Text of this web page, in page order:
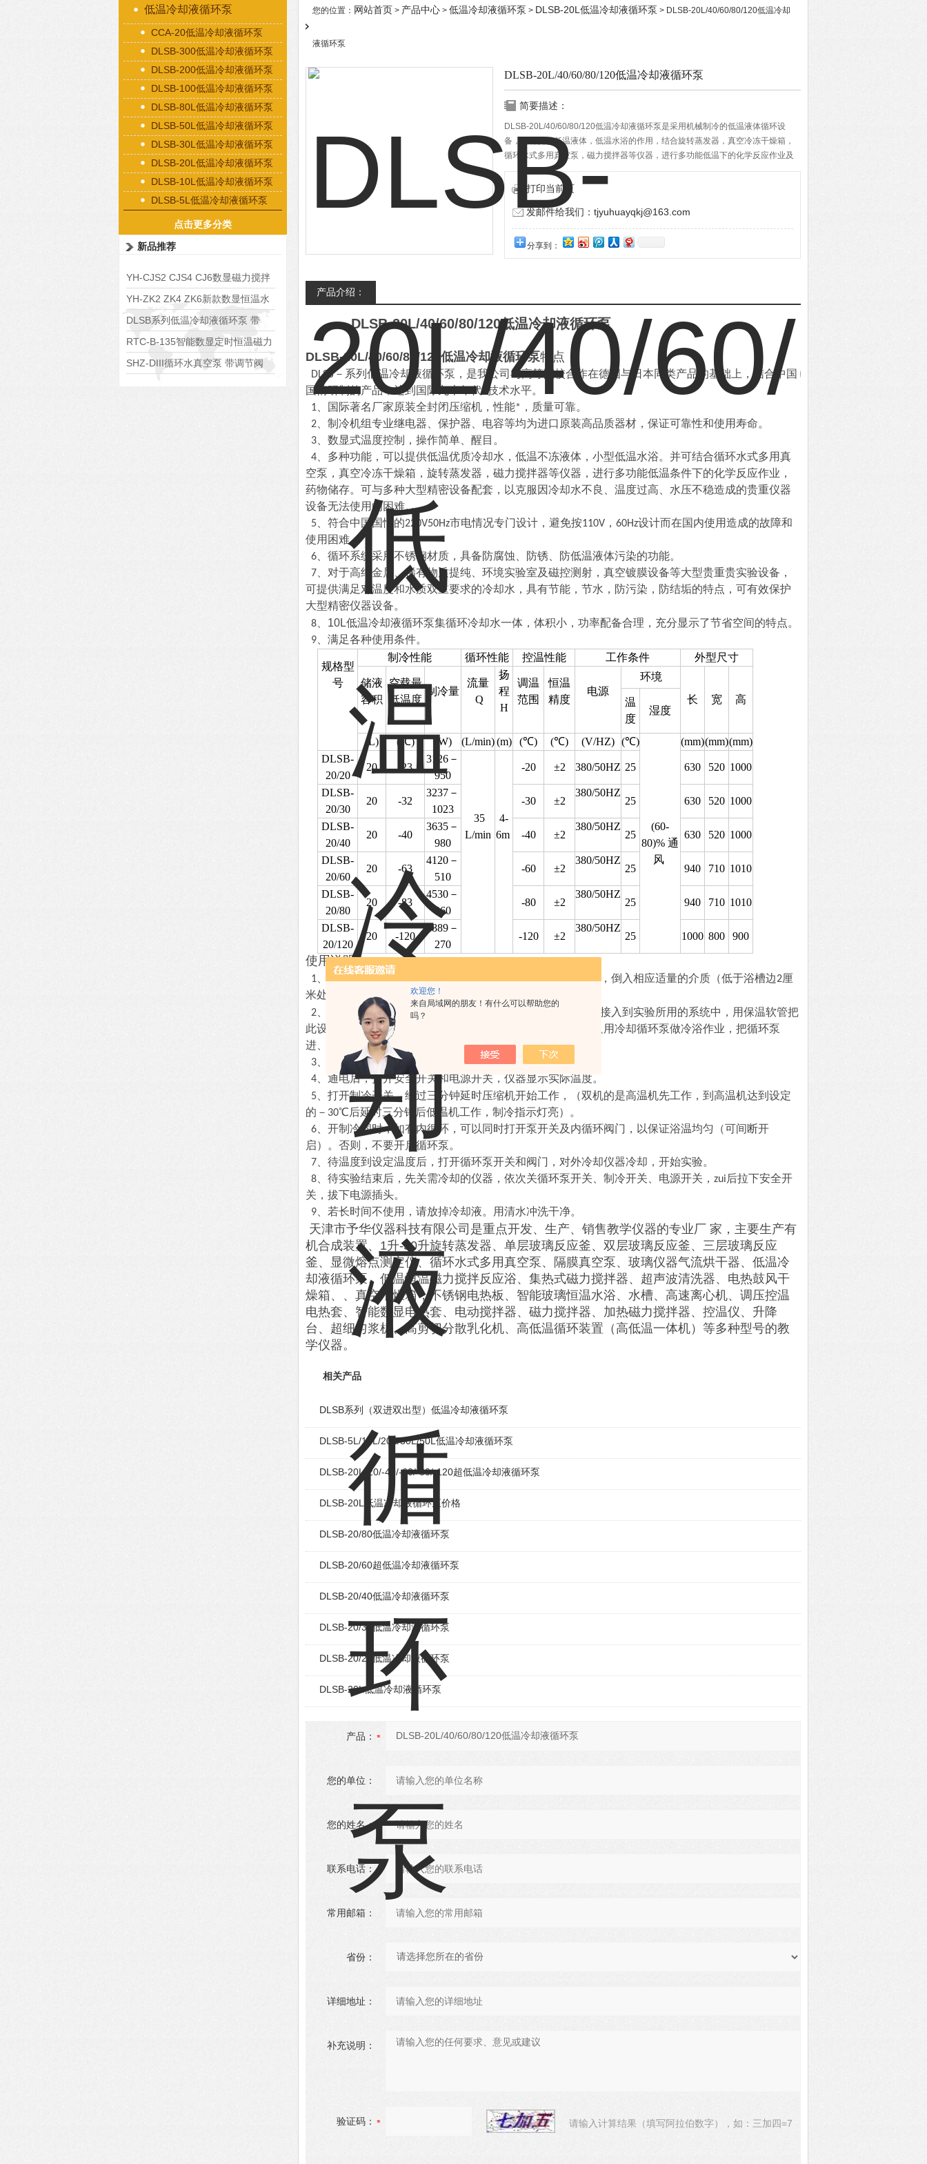
欢迎您！
来自局域网的朋友！有什么可以帮助您的
吗？
低温冷却液循环泵
CCA-20低温冷却液循环泵
DLSB-300低温冷却液循环泵
DLSB-200低温冷却液循环泵
DLSB-100低温冷却液循环泵
DLSB-80L低温冷却液循环泵
DLSB-50L低温冷却液循环泵
DLSB-30L低温冷却液循环泵
DLSB-20L低温冷却液循环泵
DLSB-10L低温冷却液循环泵
DLSB-5L低温冷却液循环泵
点击更多分类
新品推荐
YH-CJS2 CJS4 CJ6数显磁力搅拌
水浴锅
YH-ZK2 ZK4 ZK6新款数显恒温水
浴锅
DLSB系列低温冷却液循环泵 带
S485通讯端口
RTC-B-135智能数显定时恒温磁力
搅拌器
SHZ-DIII循环水真空泵 带调节阀
您的位置： 网站首页 > 产品中心 > 低温冷却液循环泵 > DLSB-20L低温冷却液循环泵 > DLSB-20L/40/60/80/120低温冷却
液循环泵
DLSB-20L/40/60/80/120低温冷却液循环泵
简要描述：
DLSB-20L/40/60/80/120低温冷却液循环泵是采用机械制冷的低温液体循环设
备，具有提供低温液体，低温水浴的作用，结合旋转蒸发器，真空冷冻干燥箱，
循环水式多用真空泵，磁力搅拌器等仪器，进行多功能低温下的化学反应作业及
药物储存。用于有效保护大型精密仪器和设备。
打印当前页
发邮件给我们：tjyuhuayqkj@163.com
分享到：
产品介绍：
DLSB-20L/40/60/80/120低温冷却液循环泵
DLSB-20L/40/60/80/120低温冷却液循环泵特点
DLSB－系列低温冷却液循环泵，是我公司与高等院校合作在德国与日本同类产品的基础上，结合中国
国情研制的产品，达到国际九十年代*技术水平。
1、国际著名厂家原装全封闭压缩机，性能*，质量可靠。
2、制冷机组专业继电器、保护器、电容等均为进口原装高品质器材，保证可靠性和使用寿命。
3、数显式温度控制，操作简单、醒目。
4、多种功能，可以提供低温优质冷却水，低温不冻液体，小型低温水浴。并可结合循环水式多用真
空泵，真空冷冻干燥箱，旋转蒸发器，磁力搅拌器等仪器，进行多功能低温条件下的化学反应作业，
药物储存。可与多种大型精密设备配套，以克服因冷却水不良、温度过高、水压不稳造成的贵重仪器
设备无法使用的困难。
5、符合中国国情的220V50Hz市电情况专门设计，避免按110V，60Hz设计而在国内使用造成的故障和
使用困难。
6、循环系统采用不锈钢材质，具备防腐蚀、防锈、防低温液体污染的功能。
7、对于高纯金属、稀有物质提纯、环境实验室及磁控测射，真空镀膜设备等大型贵重贵实验设备，
可提供满足对温度和水质双重要求的冷却水，具有节能，节水，防污染，防结垢的特点，可有效保护
大型精密仪器设备。
8、 10L低温冷却液循环泵集循环冷却水一体，体积小，功率配备合理，充分显示了节省空间的特点。
9、满足各种使用条件。
规格型
号
制冷性能 循环性能 控温性能 工作条件 外型尺寸
储液
容积
空载最
低温度
制冷量
流量
Q
扬
程
H
调温
范围
恒温
精度
电源
环境
长
宽 高
温
度
湿度
(L) (℃) (W) (L/min)(m) (℃) (℃) (V/HZ) (℃)
(60-
80)% 通
风
(mm)(mm)(mm)
DLSB-
20/20
20 -23
3126－
950
35
L/min
4-
6m
-20 ±2 380/50HZ 25 630 520 1000
DLSB-
20/30
20 -32
3237－
1023
-30 ±2
380/50HZ
25 630 520 1000
DLSB-
20/40
20 -40
3635－
980
-40 ±2
380/50HZ
25 630 520 1000
DLSB-
20/60
20 -63
4120－
510
-60 ±2
380/50HZ
25 940 710 1010
DLSB-
20/80
20 -83
4530－
360
-80 ±2
380/50HZ
25 940 710 1010
DLSB-
20/120
20 -120
4889－
270
-120 ±2
380/50HZ
25 1000 800 900
使用说明
1、打开10L低温冷却液循环泵 水箱盖，根据需要的恒温要求，倒入相应适量的介质（低于浴槽边2厘
米处）。
2、
10L低温冷却液循环泵
把冷却循环泵按图一的一般方法，接入到实验所用的系统中，用保温软管把
此设备进、出液口与实验仪器的出、进液口对应连接好。若只用冷却循环泵做冷浴作业，把循环泵
进、出液口连接起来即可。
3、将电源插头妥善插入的独立插座上。
4、通电后，打开安全开关和电源开关，仪器显示实际温度。
5、打开制冷开关，经过三分钟延时压缩机开始工作，（双机的是高温机先工作，到高温机达到 设定
的－30℃后延时三分钟后低温机工作，制冷指示灯亮）。
6、开制冷同时，如有内循环，可以同时打开泵开关及内循环阀门，以保证浴温均匀（可间断开
启）。否则，不要开启循环泵。
7、待温度到设定温度后，打开循环泵开关和阀门，对外冷却仪器冷却，开始实验。
8、待实验结束后，先关需冷却的仪器，依次关循环泵开关、制冷开关、电源开关，zui后拉下安全开
关，拔下电源插头。
9、若长时间不使用，请放掉冷却液。用清水冲洗干净。
天津市予华仪器科技有限公司 是重点开发、生产、销售教学仪器的专业厂 家，主要生产有
机合成装置、1升-50升旋转蒸发器、单层玻璃反应釜、双层玻璃反应釜、三层玻璃反应
釜、显微熔点测定仪、循环水式多用真空泵、隔膜真空泵、玻璃仪器气流烘干器、低温冷
却液循环泵、低温恒温磁力搅拌反应浴、集热式磁力搅拌器、超声波清洗器、电热鼓风干
燥箱、、真空干燥箱，不锈钢电热板、智能玻璃恒温水浴、水槽、高速离心机、调压控温
电热套、智能数显电热套、电动搅拌器、磁力搅拌器、加热磁力搅拌器、控温仪、升降
台、超细匀浆机、高剪切分散乳化机、高低温循环装置（高低温一体机）等多种型号的教
学仪器。
相关产品
DLSB系列（双进双出型）低温冷却液循环泵
DLSB-5L/10L/20L/30L/50L低温冷却液循环泵
DLSB-20L-20/-40/-60/-80/-120超低温冷却液循环泵
DLSB-20L低温冷却液循环泵价格
DLSB-20/80低温冷却液循环泵
DLSB-20/60超低温冷却液循环泵
DLSB-20/40低温冷却液循环泵
DLSB-20/30低温冷却液循环泵
DLSB-20/20低温冷却液循环泵
DLSB-20L低温冷却液循环泵
产品：
您的单位：
您的姓名：
联系电话：
常用邮箱：
省份：
详细地址：
补充说明：
验证码： 请输入计算结果（填写阿拉伯数字），如：三加四=7